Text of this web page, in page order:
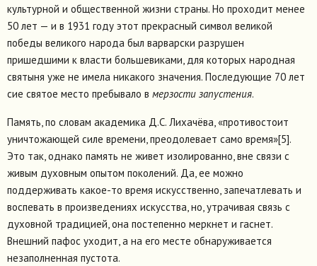
культурной и общественной жизни страны. Но проходит менее
50 лет — и в 1931 году этот прекрасный символ великой
победы великого народа был варварски разрушен
пришедшими к власти большевиками, для которых народная
святыня уже не имела никакого значения. Последующие 70 лет
сие святое место пребывало в мерзости запустения.
Память, по словам академика Д.С. Лихачёва, «противостоит
уничтожающей силе времени, преодолевает само время»[5].
Это так, однако память не живет изолированно, вне связи с
живым духовным опытом поколений. Да, ее можно
поддерживать какое-то время искусственно, запечатлевать и
воспевать в произведениях искусства, но, утрачивая связь с
духовной традицией, она постепенно меркнет и гаснет.
Внешний пафос уходит, а на его месте обнаруживается
незаполненная пустота.